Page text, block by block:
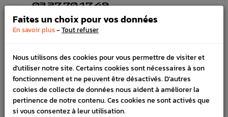
03 27 70 17 49
Commandes, conseils, nous sommes là pour vous aider !
HORAIRES
Lundi au vendredi de 8h à 12h et de 13h30 à 17h
Commande avant 12h, livraison 24h à 48h avec DPD
PAIEMENT CB
100% sécurisé, payez en 3x, 4x ou 10x avec frais votre
commande
Faites un choix pour vos données
En savoir plus- Tout refuser
Nous utilisons des cookies pour vous permettre de visiter et
d'utiliser notre site. Certains cookies sont nécessaires à son
fonctionnement et ne peuvent être désactivés. D'autres
cookies de collecte de données nous aident à améliorer la
pertinence de notre contenu. Ces cookies ne sont activés que
si vous consentez à leur utilisation.